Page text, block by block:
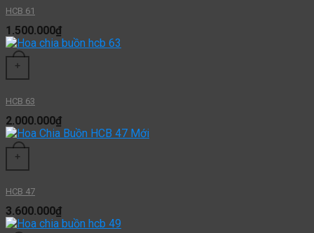
HCB 61
1.500.000₫
+
HCB 63
2.000.000₫
+
HCB 47
3.600.000₫